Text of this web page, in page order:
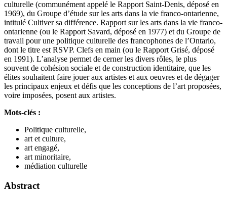
culturelle (communément appelé le Rapport Saint-Denis, déposé en
1969), du Groupe d’étude sur les arts dans la vie franco-ontarienne,
intitulé Cultiver sa différence. Rapport sur les arts dans la vie franco-
ontarienne (ou le Rapport Savard, déposé en 1977) et du Groupe de
travail pour une politique culturelle des francophones de l’Ontario,
dont le titre est RSVP. Clefs en main (ou le Rapport Grisé, déposé
en 1991). L’analyse permet de cerner les divers rôles, le plus
souvent de cohésion sociale et de construction identitaire, que les
élites souhaitent faire jouer aux artistes et aux oeuvres et de dégager
les principaux enjeux et défis que les conceptions de l’art proposées,
voire imposées, posent aux artistes.
Mots-clés :
Politique culturelle,
art et culture,
art engagé,
art minoritaire,
médiation culturelle
Abstract